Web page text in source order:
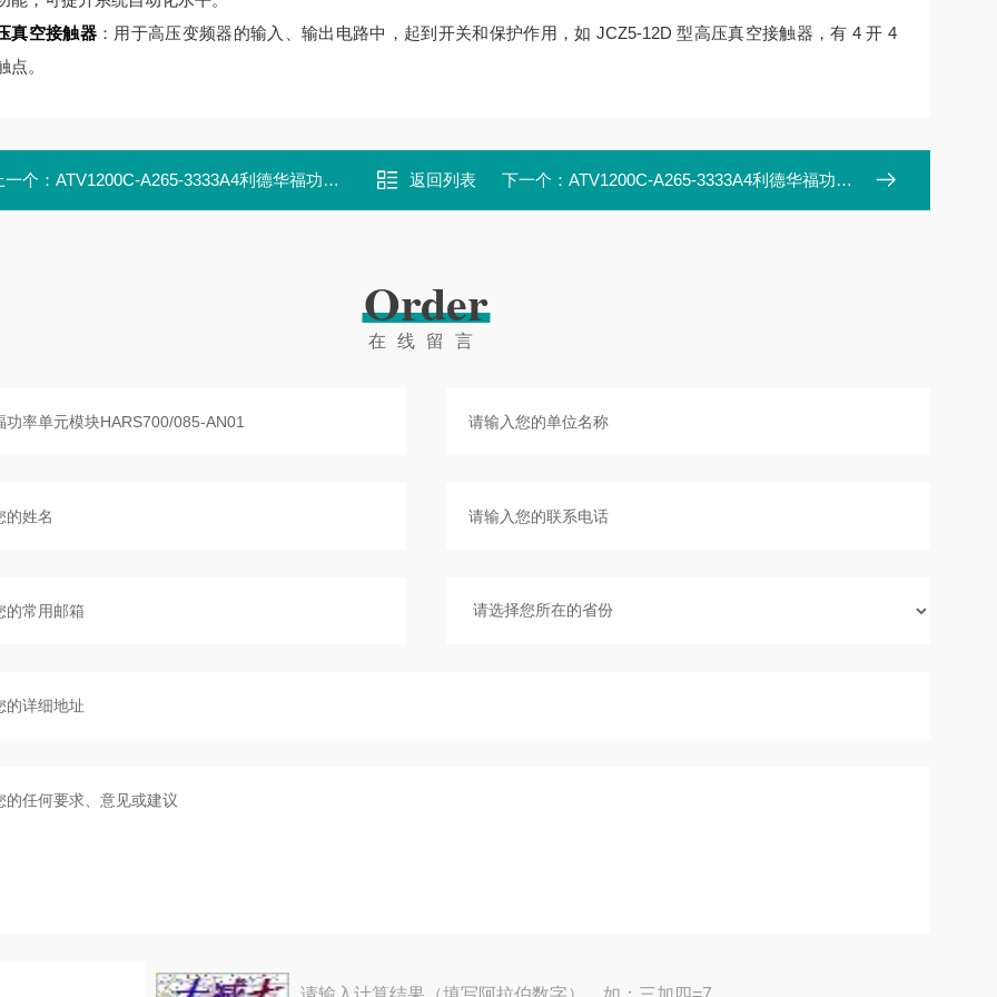
真空接触器：用于高压变频器的输入、输出电路中，起到开关和保护作用，如 JCZ5-12D 型高压真空接触器，有 4 开 4
点。
一个： ATV1200C-A265-3333A4利德华福功率单元模块HARS700/080-AN01 返回列表 下一个： ATV1200C-A265-3333A4利德华福功率单元模块HARS700/085-AP10
Order
在线留言